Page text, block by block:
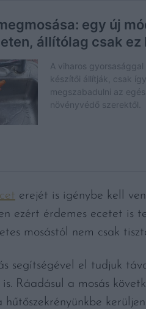
erejét is igénybe kell
ezért érdemes ecetet is
mosástól nem csak
segítségével el tudjuk
Ráadásul a mosás
hűtőszekrényünkbe